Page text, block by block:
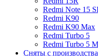
Redmi Note 15
Redmi K90
Redmi K90 Max
Redmi Turbo 5
Redmi Turbo 5
Сняты с производства